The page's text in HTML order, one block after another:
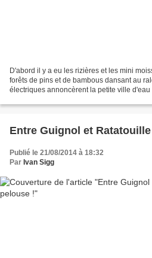
D'abord il y a eu les rizières et les mini
forêts de pins et de bambous dansant au
électriques annoncèrent la petite ville
Entre Guignol et
Publié le 21/08/2014 à 18:32
Par Ivan Sigg